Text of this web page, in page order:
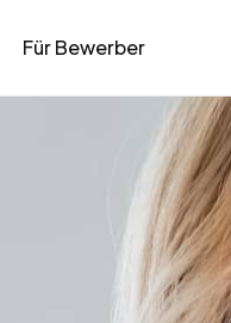
Für Bewerber